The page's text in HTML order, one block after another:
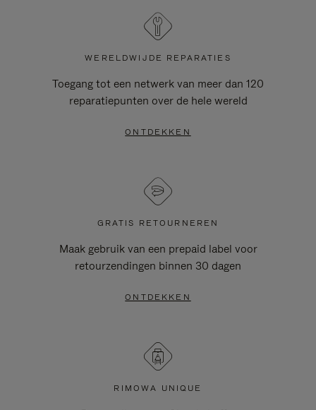
WERELDWIJDE REPARATIES
Toegang tot een netwerk van meer dan 120
reparatiepunten over de hele wereld
ONTDEKKEN
GRATIS RETOURNEREN
Maak gebruik van een prepaid label voor
retourzendingen binnen 30 dagen
ONTDEKKEN
RIMOWA UNIQUE